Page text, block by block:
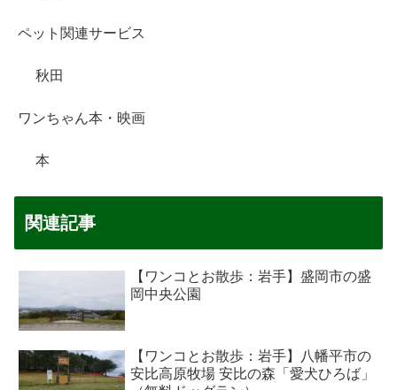
ペット関連サービス
秋田
ワンちゃん本・映画
本
関連記事
【ワンコとお散歩：岩手】盛岡市の盛
岡中央公園
【ワンコとお散歩：岩手】八幡平市の
安比高原牧場 安比の森「愛犬ひろば」